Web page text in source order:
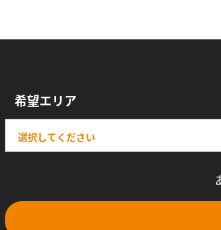
希望エリア